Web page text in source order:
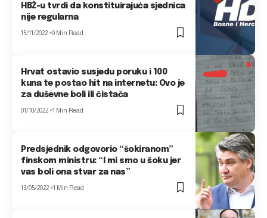
HBŽ-u tvrdi da konstituirajuća sjednica
nije regularna
15/11/2022 0 Min Read
Hrvat ostavio susjedu poruku i 100
kuna te postao hit na internetu: Ovo je
za duševne boli ili čistača
01/10/2022 1 Min Read
Predsjednik odgovorio “šokiranom”
finskom ministru: “I mi smo u šoku jer
vas boli ona stvar za nas”
13/05/2022 1 Min Read